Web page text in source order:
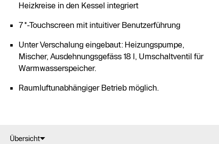
Heizkreise in den Kessel integriert
7"-Touchscreen mit intuitiver Benutzerführung
Unter Verschalung eingebaut: Heizungspumpe,
Mischer, Ausdehnungsgefäss 18 l, Umschaltventil für
Warmwasserspeicher.
Raumluftunabhängiger Betrieb möglich.
Übersicht